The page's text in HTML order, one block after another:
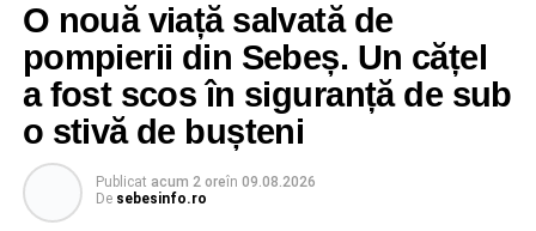
O nouă viață salvată de
pompierii din Sebeș. Un cățel
a fost scos în siguranță de sub
o stivă de bușteni
Publicat acum 2 oreîn 09.08.2026
De sebesinfo.ro